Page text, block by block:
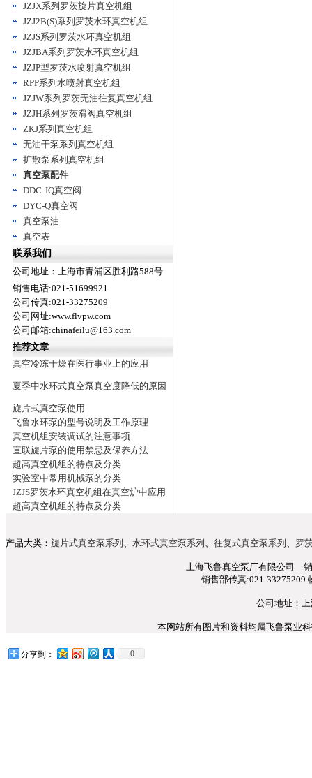
JZJX系列罗茨旋片真空机组
JZJ2B(S)系列罗茨水环真空机组
JZJS系列罗茨水环真空机组
JZJBA系列罗茨水环真空机组
JZJP型罗茨水喷射真空机组
RPP系列水喷射真空机组
JZJW系列罗茨无油往复真空机组
JZJH系列罗茨滑阀真空机组
ZKJ系列真空机组
无油干泵系列真空机组
扩散泵系列真空机组
真空泵配件
DDC-JQ真空阀
DYC-Q真空阀
真空泵油
真空表
联系我们
公司地址：上海市青浦区胜利路588号
销售电话:021-51699921
公司传真:021-33275209
公司网址:www.flvpw.com
公司邮箱:chinafeilu@163.com
推荐文章
真空冷冻干燥在医行事业上的应用
夏季中水环式真空泵真空度降低的原因
旋片式真空泵使用
飞鲁水环泵的型号说明及工作原理
真空机组安装调试的注意事项
直联旋片泵的使用禁忌及保养方法
超高真空机组的特点及分类
实验室中常用机械泵的分类
JZJS罗茨水环真空机组在真空炉中应用
超高真空机组的特点及分类
产品大类： 旋片式真空泵系列 、 水环式真空泵系列 、 往复式真空泵系列 、 罗
上海飞鲁真空泵厂有限公司
销售部传真:021-33275209
公司地址：
本网站所有图片和资料均属飞鲁泵业
分享到： 0